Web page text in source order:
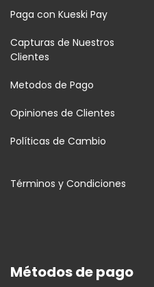
Paga con Kueski Pay
Capturas de Nuestros
Clientes
Metodos de Pago
Opiniones de Clientes
Políticas de Cambio
Términos y Condiciones
Métodos de pago